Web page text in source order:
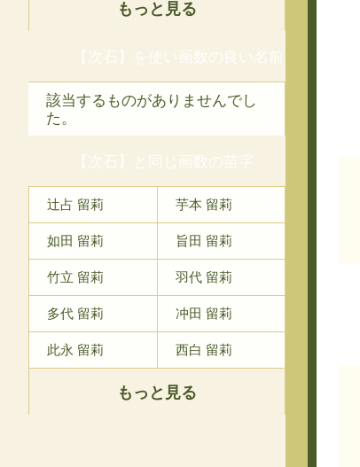
もっと見る
【次石】を使い画数の良い名前
該当するものがありませんでし
た。
【次石】と同じ画数の苗字
辻占 留莉 芋本 留莉
如田 留莉 旨田 留莉
竹立 留莉 羽代 留莉
多代 留莉 冲田 留莉
此永 留莉 西白 留莉
もっと見る